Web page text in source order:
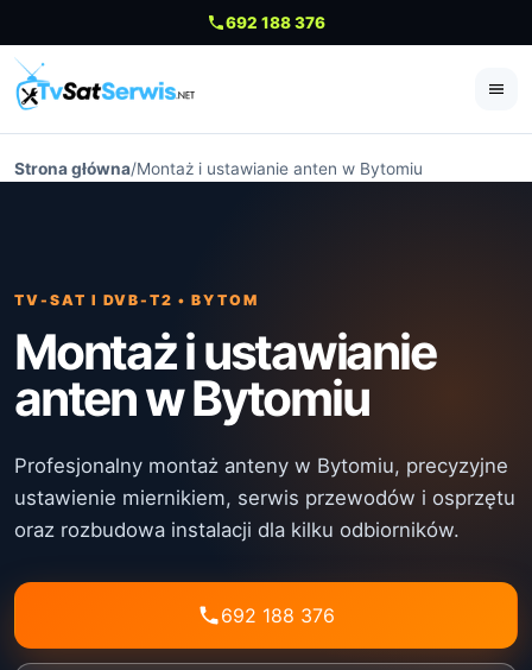
692 188 376
Strona główna/Montaż i ustawianie anten w Bytomiu
TV-SAT I DVB-T2 • BYTOM
Montaż i ustawianie
anten w Bytomiu
Profesjonalny montaż anteny w Bytomiu, precyzyjne
ustawienie miernikiem, serwis przewodów i osprzętu
oraz rozbudowa instalacji dla kilku odbiorników.
692 188 376